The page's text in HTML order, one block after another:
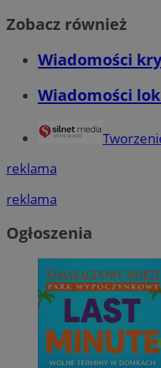
Zobacz również
Wiadomości
Wiadomości
reklama
reklama
Ogłoszenia